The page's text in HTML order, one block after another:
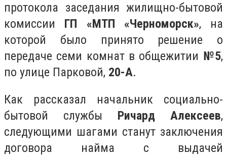
протокола заседания жилищно-бытовой
комиссии ГП «МТП «Черноморск», на
которой было принято решение о
передаче семи комнат в общежитии №5,
по улице Парковой, 20-А.
Как рассказал начальник социально-
бытовой службы Ричард Алексеев,
следующими шагами станут заключения
договора найма с выдачей